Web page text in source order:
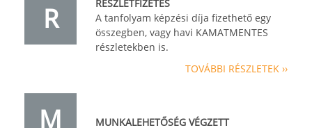
R
RÉSZLETFIZETÉS
A tanfolyam képzési díja fizethető egy
összegben, vagy havi KAMATMENTES
részletekben is.
TOVÁBBI RÉSZLETEK ››
M MUNKALEHETŐSÉG VÉGZETT